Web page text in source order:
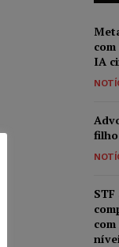
IA
filho